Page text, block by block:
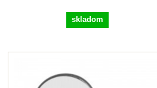
skladom